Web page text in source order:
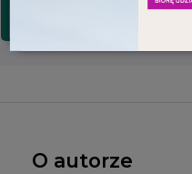
O autorze